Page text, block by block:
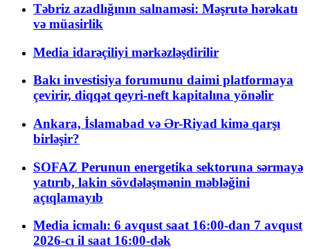
Təbriz azadlığının salnaməsi: Məşrutə hərəkatı
və müasirlik
Media idarəçiliyi mərkəzləşdirilir
Bakı investisiya forumunu daimi platformaya
çevirir, diqqət qeyri-neft kapitalına yönəlir
Ankara, İslamabad və Ər-Riyad kimə qarşı
birləşir?
SOFAZ Perunun energetika sektoruna sərmayə
yatırıb, lakin sövdələşmənin məbləğini
açıqlamayıb
Media icmalı: 6 avqust saat 16:00-dan 7 avqust
2026-cı il saat 16:00-dək